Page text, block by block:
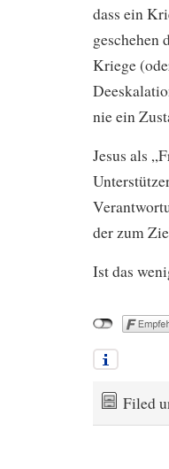
dass ein
geschehen
Kriege
nie ein
Jesus als
der zum
Ist das
Filed